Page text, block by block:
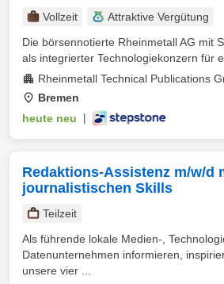
Vollzeit
Attraktive Vergütung
Die börsennotierte Rheinmetall AG mit
als integrierter Technologiekonzern für
Rheinmetall Technical Publications
Bremen
heute neu
Redaktions-Assistenz m/w/d
journalistischen Skills
Teilzeit
Als führende lokale Medien-,
Datenunternehmen informieren,
unsere vier ...